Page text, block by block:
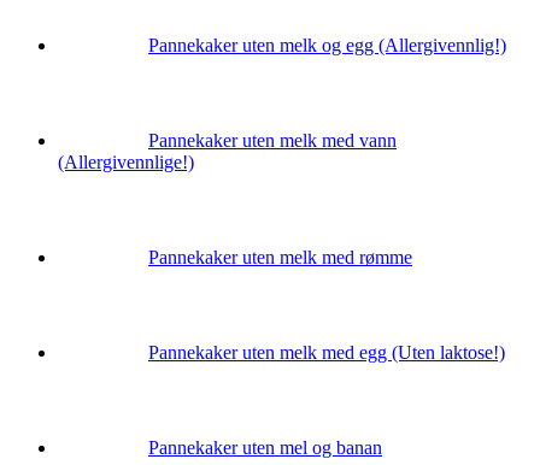
Pannekaker uten melk og egg (Allergivennlig!)
Pannekaker uten melk med vann
(Allergivennlige!)
Pannekaker uten melk med rømme
Pannekaker uten melk med egg (Uten laktose!)
Pannekaker uten mel og banan